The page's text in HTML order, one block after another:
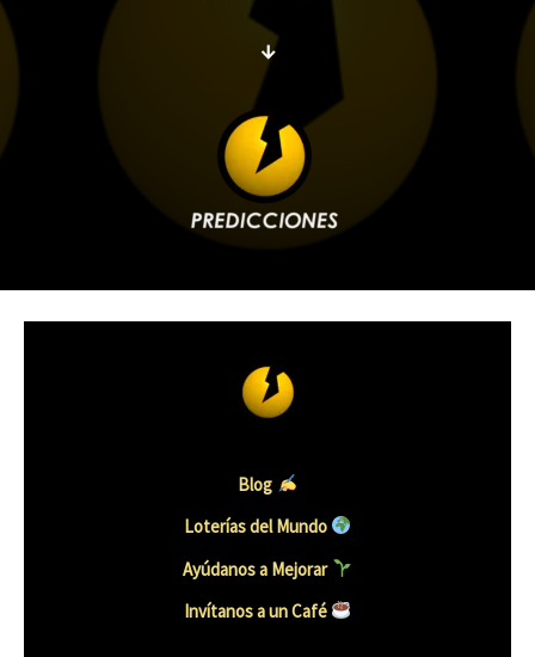
↓
Blog
Loterías del Mundo
Ayúdanos a Mejorar
Invítanos a un Café